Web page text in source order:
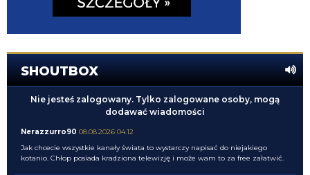
SHOUTBOX
Nie jesteś zalogowany. Tylko zalogowane osoby, mogą
dodawać wiadomości
Nerazzurro90 08.08.2026 04:12
Jak chcecie wszystkie kanały świata to wystarczy napisać do niejakiego
kotanio. Chłop posiada kradziona telewizję i może wam to za free załatwić.